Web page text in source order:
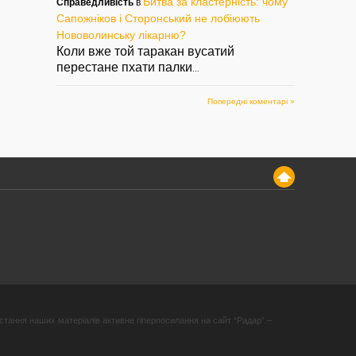
Справедливість в
Сапожніков і Сторонський не лобіюють
Нововолинську лікарню?
Коли вже той таракан вусатий
перестане пхати палки
Попередні коментарі »
наших матеріалів активне гіперпосилання на сайт “Радар” –